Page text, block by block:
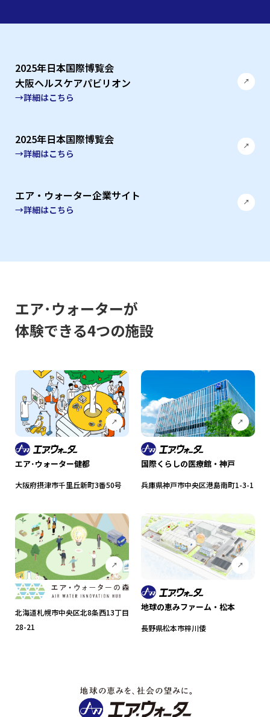
2025年日本国際博覧会
大阪ヘルスケアパビリオン
→詳細はこちら
2025年日本国際博覧会
→詳細はこちら
エア・ウォーター企業サイト
→詳細はこちら
エア･ウォーターが
体験できる4つの施設
エア･ウォーター健都
大阪府摂津市千里丘新町3番50号
国際くらしの医療館・神戸
兵庫県神戸市中央区港島南町1-3-1
北海道札幌市中央区北8条西13丁目
28-21
地球の恵みファーム・松本
長野県松本市梓川倭